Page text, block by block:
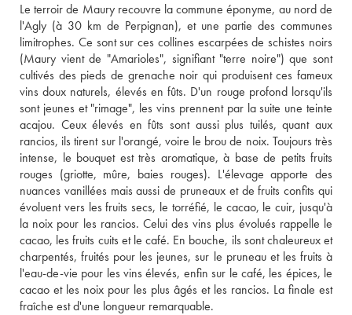
Le terroir de Maury recouvre la commune éponyme, au nord de
l'Agly (à 30 km de Perpignan), et une partie des communes
limitrophes. Ce sont sur ces collines escarpées de schistes noirs
(Maury vient de "Amarioles", signifiant "terre noire") que sont
cultivés des pieds de grenache noir qui produisent ces fameux
vins doux naturels, élevés en fûts. D'un rouge profond lorsqu'ils
sont jeunes et "rimage", les vins prennent par la suite une teinte
acajou. Ceux élevés en fûts sont aussi plus tuilés, quant aux
rancios, ils tirent sur l'orangé, voire le brou de noix. Toujours très
intense, le bouquet est très aromatique, à base de petits fruits
rouges (griotte, mûre, baies rouges). L'élevage apporte des
nuances vanillées mais aussi de pruneaux et de fruits confits qui
évoluent vers les fruits secs, le torréfié, le cacao, le cuir, jusqu'à
la noix pour les rancios. Celui des vins plus évolués rappelle le
cacao, les fruits cuits et le café. En bouche, ils sont chaleureux et
charpentés, fruités pour les jeunes, sur le pruneau et les fruits à
l'eau-de-vie pour les vins élevés, enfin sur le café, les épices, le
cacao et les noix pour les plus âgés et les rancios. La finale est
fraîche est d'une longueur remarquable.